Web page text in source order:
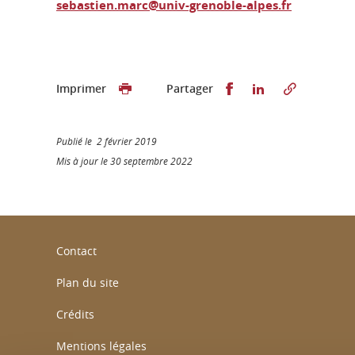
sebastien.marc@univ-grenoble-alpes.fr
Imprimer Partager Partager surPartager sur
Publié le 2 février 2019
Mis à jour le 30 septembre 2022
Contact
Plan du site
Crédits
Mentions légales